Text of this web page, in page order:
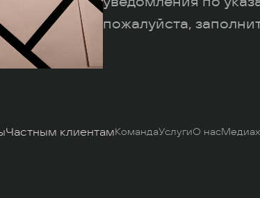
пожалуйста,
Частным клиентамКомандаУслугиО нас